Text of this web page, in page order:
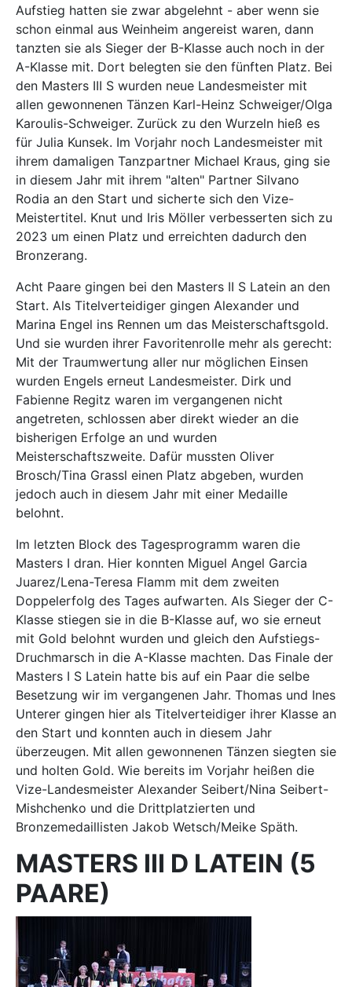
Aufstieg hatten sie zwar abgelehnt - aber wenn sie
schon einmal aus Weinheim angereist waren, dann
tanzten sie als Sieger der B-Klasse auch noch in der
A-Klasse mit. Dort belegten sie den fünften Platz. Bei
den Masters III S wurden neue Landesmeister mit
allen gewonnenen Tänzen Karl-Heinz Schweiger/Olga
Karoulis-Schweiger. Zurück zu den Wurzeln hieß es
für Julia Kunsek. Im Vorjahr noch Landesmeister mit
ihrem damaligen Tanzpartner Michael Kraus, ging sie
in diesem Jahr mit ihrem "alten" Partner Silvano
Rodia an den Start und sicherte sich den Vize-
Meistertitel. Knut und Iris Möller verbesserten sich zu
2023 um einen Platz und erreichten dadurch den
Bronzerang.
Acht Paare gingen bei den Masters II S Latein an den
Start. Als Titelverteidiger gingen Alexander und
Marina Engel ins Rennen um das Meisterschaftsgold.
Und sie wurden ihrer Favoritenrolle mehr als gerecht:
Mit der Traumwertung aller nur möglichen Einsen
wurden Engels erneut Landesmeister. Dirk und
Fabienne Regitz waren im vergangenen nicht
angetreten, schlossen aber direkt wieder an die
bisherigen Erfolge an und wurden
Meisterschaftszweite. Dafür mussten Oliver
Brosch/Tina Grassl einen Platz abgeben, wurden
jedoch auch in diesem Jahr mit einer Medaille
belohnt.
Im letzten Block des Tagesprogramm waren die
Masters I dran. Hier konnten Miguel Angel Garcia
Juarez/Lena-Teresa Flamm mit dem zweiten
Doppelerfolg des Tages aufwarten. Als Sieger der C-
Klasse stiegen sie in die B-Klasse auf, wo sie erneut
mit Gold belohnt wurden und gleich den Aufstiegs-
Druchmarsch in die A-Klasse machten. Das Finale der
Masters I S Latein hatte bis auf ein Paar die selbe
Besetzung wir im vergangenen Jahr. Thomas und Ines
Unterer gingen hier als Titelverteidiger ihrer Klasse an
den Start und konnten auch in diesem Jahr
überzeugen. Mit allen gewonnenen Tänzen siegten sie
und holten Gold. Wie bereits im Vorjahr heißen die
Vize-Landesmeister Alexander Seibert/Nina Seibert-
Mishchenko und die Drittplatzierten und
Bronzemedaillisten Jakob Wetsch/Meike Späth.
MASTERS III D LATEIN (5
PAARE)